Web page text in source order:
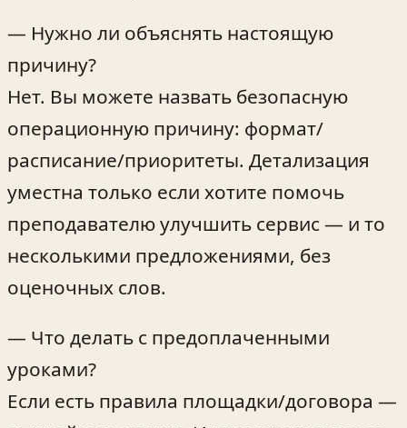
— Нужно ли объяснять настоящую
причину?
Нет. Вы можете назвать безопасную
операционную причину: формат/
расписание/приоритеты. Детализация
уместна только если хотите помочь
преподавателю улучшить сервис — и то
несколькими предложениями, без
оценочных слов.
— Что делать с предоплаченными
уроками?
Если есть правила площадки/договора —